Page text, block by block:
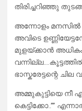
തിരിച്ചറിഞ്ഞു
അന്നോളം മനസിൽ
അവിടെ
മുളയ്ക്കാൻ അധികം
ഭാസ്കരേട്ടന്റെ
അമ്മുകുട്ടിയെ നീ
കെട്ടിക്കോ..””